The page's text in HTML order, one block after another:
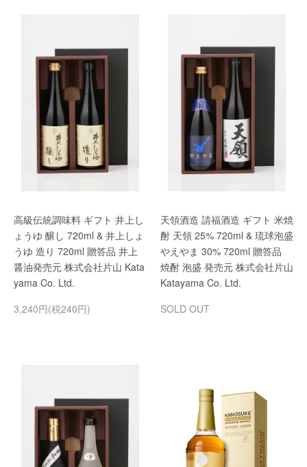
高級伝統調味料 ギフト 井上し
ょうゆ 醸し 720ml & 井上しょ
うゆ 造り 720ml 贈答品 井上
醤油発売元 株式会社片山 Kata
yama Co. Ltd.
3,240円(税240円)
天領酒造 請福酒造 ギフト 米焼
酎 天領 25% 720ml & 琉球泡盛
やえやま 30% 720ml 贈答品
焼酎 泡盛 発売元 株式会社片山
Katayama Co. Ltd.
SOLD OUT